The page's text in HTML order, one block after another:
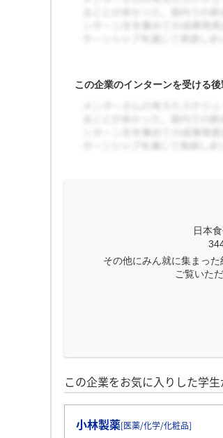
この企業のインターンを受ける
日本
その他にみん就に集まっ
ご覧いた
この企業をお気に入りした学
小林製薬[医薬/化学/化粧品]